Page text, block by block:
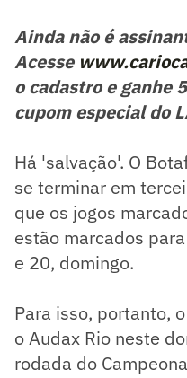
Ainda não é
Acesse
o cadastro e ganhe
cupom especial do
Há 'salvação'. O
se terminar em
que os jogos
estão marcados
e 20, domingo.
Para isso, portanto,
o Audax Rio neste
rodada do